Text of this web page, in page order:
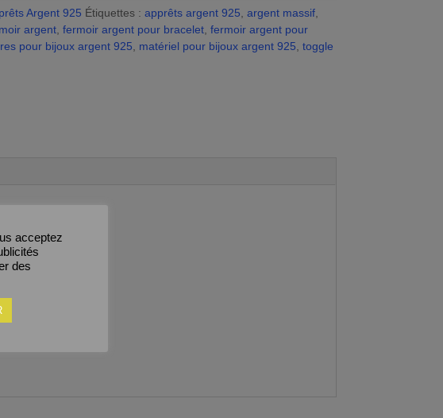
e
r
n
Argent 925 Étiquettes : apprêts argent 925 argent massif,
argent, fermoir argent pour bracelet, fermoir argent pour
pour bijoux argent 925 matériel pour bijoux argent 925 toggle
acceptez
des